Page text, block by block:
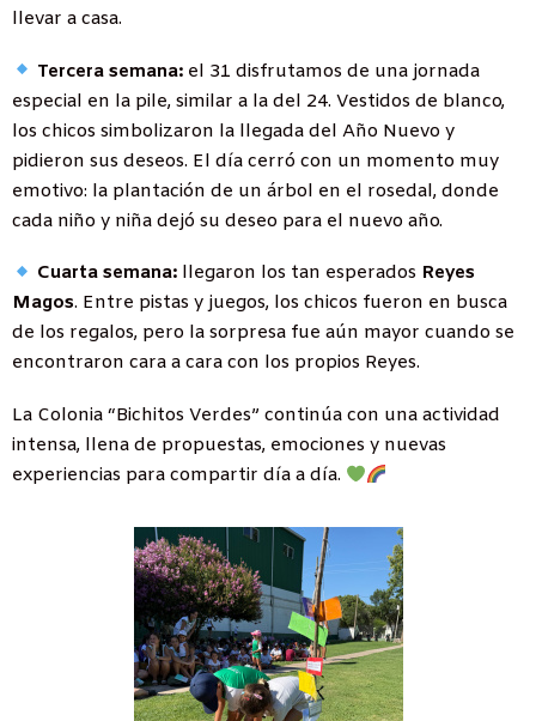
llevar a casa.
Tercera semana: el 31 disfrutamos de una jornada
especial en la pile, similar a la del 24. Vestidos de blanco,
los chicos simbolizaron la llegada del Año Nuevo y
pidieron sus deseos. El día cerró con un momento muy
emotivo: la plantación de un árbol en el rosedal, donde
cada niño y niña dejó su deseo para el nuevo año.
Cuarta semana: llegaron los tan esperados Reyes
Magos. Entre pistas y juegos, los chicos fueron en busca
de los regalos, pero la sorpresa fue aún mayor cuando se
encontraron cara a cara con los propios Reyes.
La Colonia “Bichitos Verdes” continúa con una actividad
intensa, llena de propuestas, emociones y nuevas
experiencias para compartir día a día.